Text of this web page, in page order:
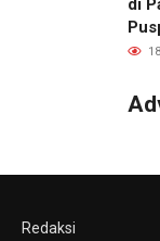
di
18
Redaksi